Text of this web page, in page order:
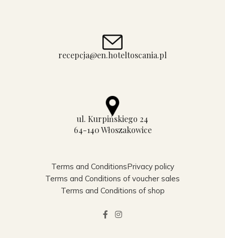
recepcja@en.hoteltoscania.pl
ul. Kurpińskiego 24
64-140 Włoszakowice
Terms and ConditionsPrivacy policy
Terms and Conditions of voucher sales
Terms and Conditions of shop